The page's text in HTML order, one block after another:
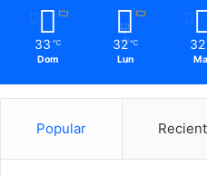
33 ℃
Dom
32 ℃
Lun
32
Popular